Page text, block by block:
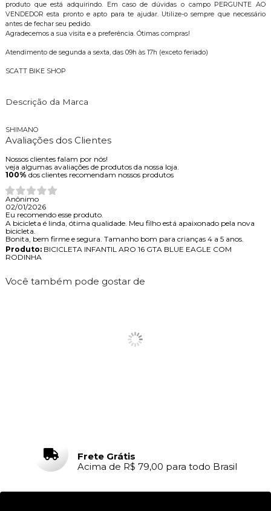
produto que está adquirindo. Em caso de dúvidas o campo PERGUNTE AO
VENDEDOR esta pronto e apto para te ajudar. Utilize-o sempre que necessário
antes de fechar seu pedido.
Agradecemos a sua visita e a preferência. Ótimas compras!
Atendimento de segunda a sexta, das 09h às 17h (exceto feriado)
SCATT BIKE SHOP
Descrição da Marca
SHIMANO
Avaliações dos Clientes
Nossos clientes falam por nós!
veja algumas avaliações de produtos da nossa loja.
100% dos clientes recomendam nossos produtos
Anônimo
02/01/2026
Eu recomendo esse produto.
A bicicleta é linda, ótima qualidade. Meu filho está apaixonado pela nova
bicicleta.
Bonita, bem firme e segura. Tamanho bom para crianças 4 a 5 anos.
Produto:BICICLETA INFANTIL ARO 16 GTA BLUE EAGLE COM
RODINHA
Você também pode gostar de
Frete Grátis
Acima de R$ 79,00 para todo Brasil